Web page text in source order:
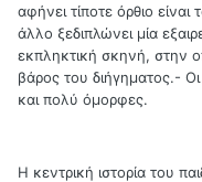
αφήνει τίποτε όρθιο
άλλο ξεδιπλώνει μία
εκπληκτική σκηνή, στην
βάρος του διήγηματος.-
και πολύ όμορφες.
Η κεντρική ιστορία του